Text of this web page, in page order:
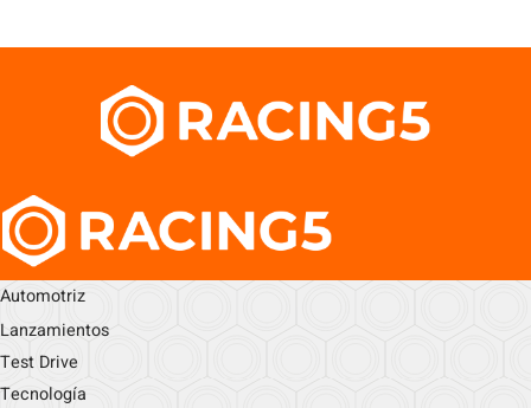
Automotriz
Lanzamientos
Test Drive
Tecnología